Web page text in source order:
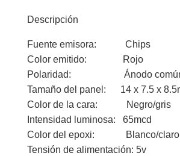
Descripción
Fuente emisora: Chips
Color emitido: Rojo
Polaridad: Ánodo
Tamaño del panel: 14 x 7.5 x
Color de la cara: Negro/gris
Intensidad luminosa: 65mcd
Color del epoxi: Blanco/claro
Tensión de alimentación: 5v